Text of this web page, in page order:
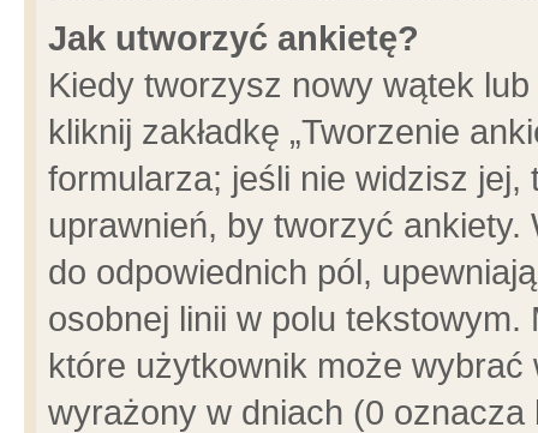
Jak utworzyć ankietę?
Kiedy tworzysz nowy wątek
kliknij zakładkę „Tworzenie
formularza; jeśli nie widzisz
uprawnień, by tworzyć ankiety.
do odpowiednich pól,
osobnej linii w polu
które użytkownik może
wyrażony w dniach (0